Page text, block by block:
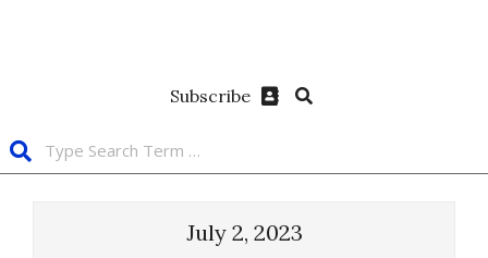
Subscribe
July 2, 2023